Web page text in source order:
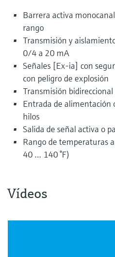
Barrera activa
rango
Transmisión y
0/4 a 20 mA
Señales [Ex-ia] con
con peligro de explosión
Transmisión
Entrada de alimentación
hilos
Salida de señal activa o
Rango de temperaturas
40 … 140 °F)
Vídeos